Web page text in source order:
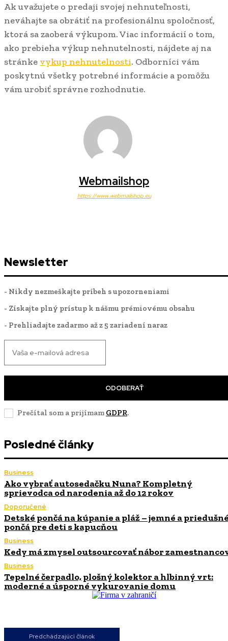
Ak uvažujete o predaji svojej nehnuteľnosti,
neváhajte sa obrátiť na profesionálnu spoločnosť,
ktorá sa zaoberá výkupom. Viac informácií o tom,
ako prebieha výkup nehnutelnosti, nájdete aj na
stránke vykup nehnutelnosti. Odborníci vám
poskytnú všetky potrebné informácie a pomôžu
vám urobiť správne rozhodnutie.
Webmailshop
https://www.webmailshop.eu
Newsletter
- Nikdy nezmeškajte príbeh s upozorneniami
- Získajte plný prístup k nášmu prémiovému obsahu
- Prehliadajte zadarmo až z 5 zariadení naraz
ODOBERAŤ
Prečítal som a prijímam GDPR.
Posledné články
Business
Ako vybrať autosedačku Nuna? Kompletný
sprievodca od narodenia až do 12 rokov
Doporučené
Detské pončá na kúpanie a pláž – jemné a
pončá pre deti s kapucňou
Business
Kedy má zmysel outsourcovať nábor
Business
Tepelné čerpadlo, plošný kolektor a hlbinný vrt:
moderné a úsporné vykurovanie domu
Predchádzajúci článok